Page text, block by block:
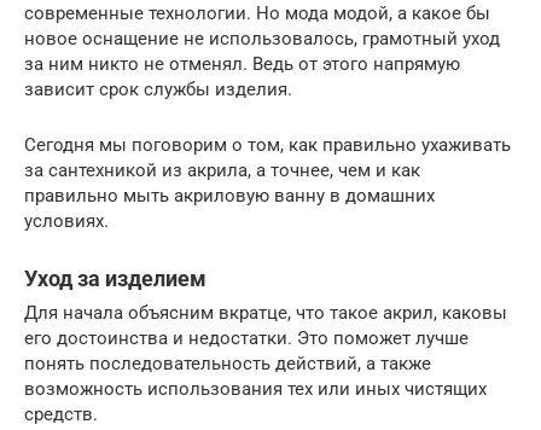
современные технологии. Но мода модой, а какое бы
новое оснащение не использовалось, грамотный уход
за ним никто не отменял. Ведь от этого напрямую
зависит срок службы изделия.
Сегодня мы поговорим о том, как правильно ухаживать
за сантехникой из акрила, а точнее, чем и как
правильно мыть акриловую ванну в домашних
условиях.
Уход за изделием
Для начала объясним вкратце, что такое акрил, каковы
его достоинства и недостатки. Это поможет лучше
понять последовательность действий, а также
возможность использования тех или иных чистящих
средств.